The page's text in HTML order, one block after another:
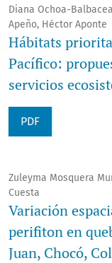
Diana Ochoa-
Apeño, Héctor Aponte
Hábitats
Pacífico:
servicios
PDF
Zuleyma Mosquera
Cuesta
Variación
perifiton en
Juan, Chocó,